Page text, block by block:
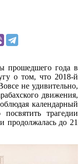
прошедшего года в
о том, что 2018-й
не удивительно,
движения,
календарный
трагедии
продолжалась до 21